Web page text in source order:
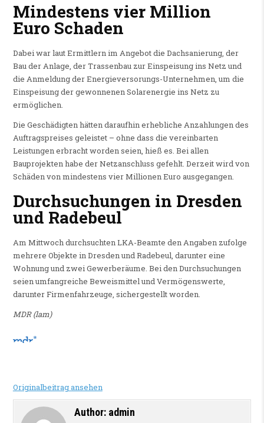
Mindestens vier Million
Euro Schaden
Dabei war laut Ermittlern im Angebot die Dachsanierung, der
Bau der Anlage, der Trassenbau zur Einspeisung ins Netz und
die Anmeldung der Energieversorungs-Unternehmen, um die
Einspeisung der gewonnenen Solarenergie ins Netz zu
ermöglichen.
Die Geschädigten hätten daraufhin erhebliche Anzahlungen des
Auftragspreises geleistet – ohne dass die vereinbarten
Leistungen erbracht worden seien, hieß es. Bei allen
Bauprojekten habe der Netzanschluss gefehlt. Derzeit wird von
Schäden von mindestens vier Millionen Euro ausgegangen.
Durchsuchungen in Dresden
und Radebeul
Am Mittwoch durchsuchten LKA-Beamte den Angaben zufolge
mehrere Objekte in Dresden und Radebeul, darunter eine
Wohnung und zwei Gewerberäume. Bei den Durchsuchungen
seien umfangreiche Beweismittel und Vermögenswerte,
darunter Firmenfahrzeuge, sichergestellt worden.
MDR (lam)
Originalbeitrag ansehen
Author: admin